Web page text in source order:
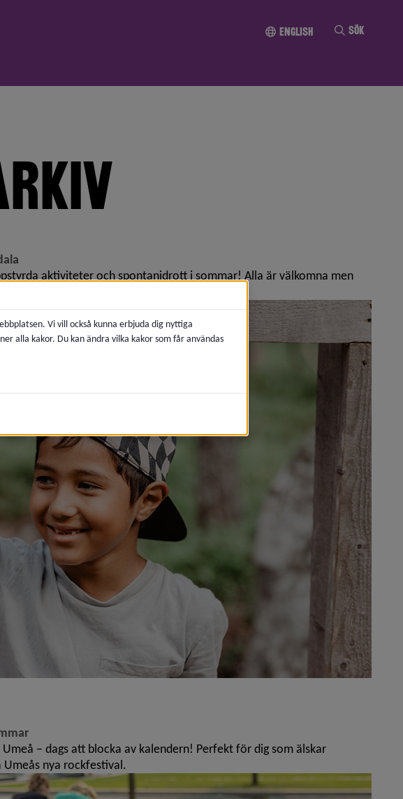
English Sök
aktiviteter och spontanidrott i sommar! Alla är välkomna men
unga i ålder 7 till 20 år.
– dags att blocka av kalendern! Perfekt för dig som älskar
nya rockfestival.
Vi vill också kunna erbjuda dig nyttiga
alla kakor. Du kan ändra vilka kakor som får användas